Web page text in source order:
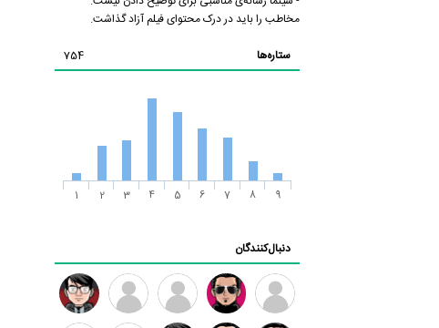
مخاطب را باید در درک محتوای فیلم آزاد گذاشت.
ستاره‌ها
754
1 2 3 4 5 6 7 8 9
دنبال‌کنندگان